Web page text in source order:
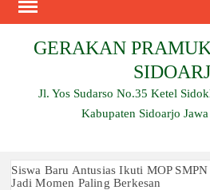
GERAKAN
Jl. Yos Sudarso No.35 Ketel
Kabupaten Sidoarjo
Siswa Baru Antusias Ikuti MOP
Jadi Momen Paling Berkesan